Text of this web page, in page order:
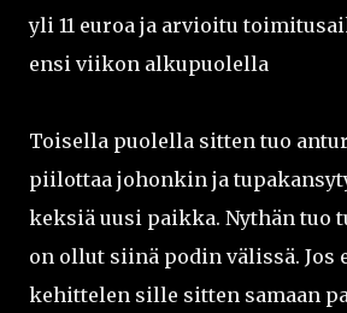
yli 11 euroa ja arvioitu
ensi viikon alkupuolella
Toisella puolella sitten tuo
piilottaa johonkin ja
keksiä uusi paikka. Nythän tuo
on ollut siinä podin välissä. Jos
kehittelen sille sitten samaan